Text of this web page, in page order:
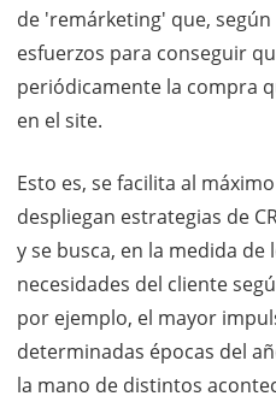
de 'remárketing' que,
esfuerzos para conseguir
periódicamente la compra
en el site.
Esto es, se facilita al
despliegan estrategias de
y se busca, en la medida
necesidades del cliente
por ejemplo, el mayor
determinadas épocas del
la mano de distintos